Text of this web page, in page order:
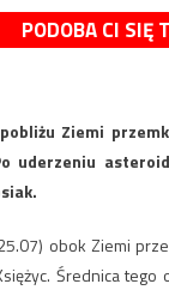
PODOBA CI SIĘ
Ziemi
uderzeniu
obok Ziemi
Średnica